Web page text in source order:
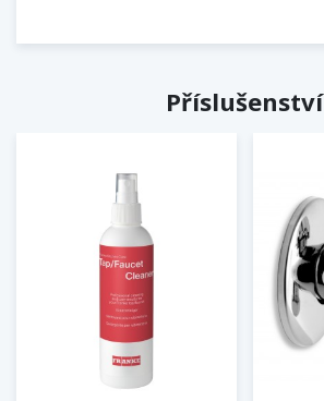
Příslušenství